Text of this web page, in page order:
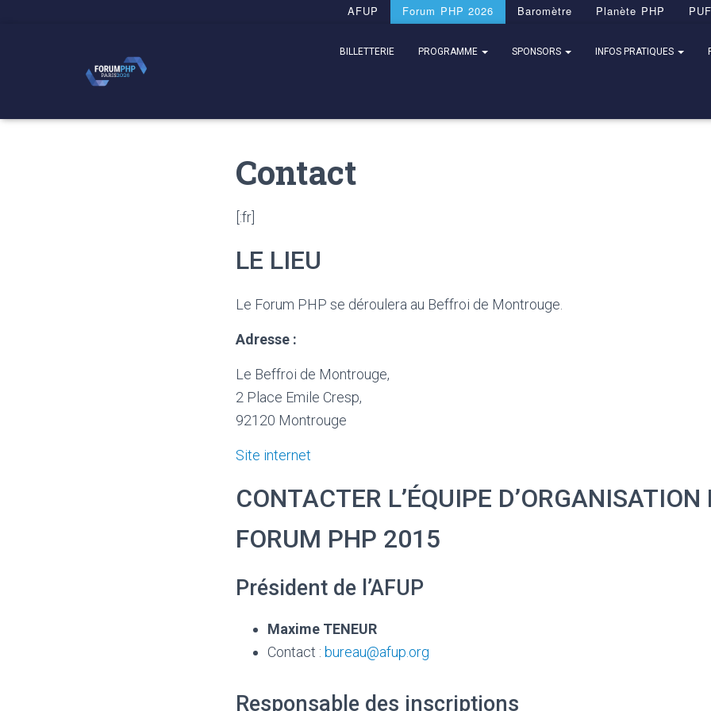
AFUP Forum PHP 2026 Baromètre Planète PHP
BILLETTERIE PROGRAMME SPONSORS INFOS PRATIQUES
Contact
[:fr]
LE LIEU
Le Forum PHP se déroulera au Beffroi de Montrouge.
Adresse :
Le Beffroi de Montrouge,
2 Place Emile Cresp,
92120 Montrouge
Site internet
CONTACTER L’ÉQUIPE D’ORGANISATION
FORUM PHP 2015
Président de l’AFUP
Maxime TENEUR
Contact : bureau@afup.org
Responsable des inscriptions